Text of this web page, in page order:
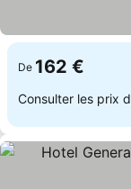
De 162 €
Consulter les prix